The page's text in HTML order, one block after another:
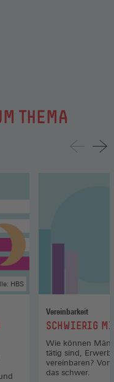
THEMA
HBS
Vereinbarkeit
:SCHWIERIG
Wie können
tätig sind,
vereinbaren? Vor
das schwer.